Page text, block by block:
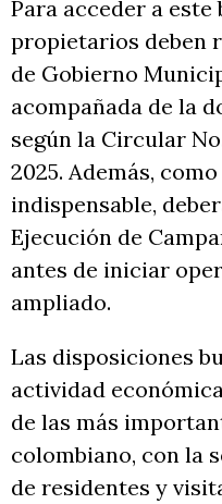
Para acceder a este
propietarios deben
de Gobierno
acompañada de la
según la Circular
2025. Además,
indispensable,
Ejecución de
antes de iniciar
ampliado.
Las disposiciones
actividad
de las más
colombiano, con la
de residentes y